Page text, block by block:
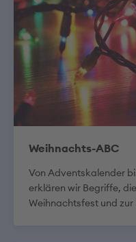
Weihnachts-ABC
Von Adventskalender
erklären wir Begriffe,
Weihnachtsfest und